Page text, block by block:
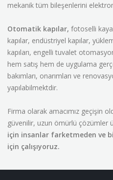
mekanik tüm bileşenlerini
Otomatik kapılar, fotoselli
kapılar, endüstriyel kapılar,
kapıları, engelli tuvalet
hem satış hem de uygulama
bakımları, onarımları ve
yapılabilmektdir.
Firma olarak amacımız geçişin
güvenilir, uzun ömürlü çözümler
için insanlar farketmeden ve
için çalışıyoruz.